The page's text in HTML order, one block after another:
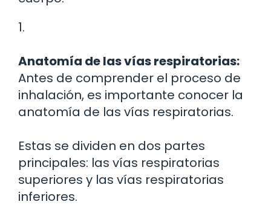
1.
Anatomía de las vías respiratorias:
Antes de comprender el proceso de
inhalación, es importante conocer la
anatomía de las vías respiratorias.
Estas se dividen en dos partes
principales: las vías respiratorias
superiores y las vías respiratorias
inferiores.